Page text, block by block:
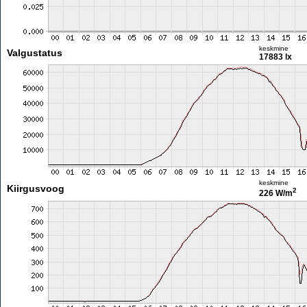
Valgustatus keskmine
17883 lx
Kiirgusvoog
keskmine
226 W/m2